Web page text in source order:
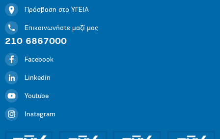
Πρόσβαση στο ΥΓΕΙΑ
Επικοινωνήστε μαζί μας
210 6867000
Facebook
Linkedin
Youtube
Instagram